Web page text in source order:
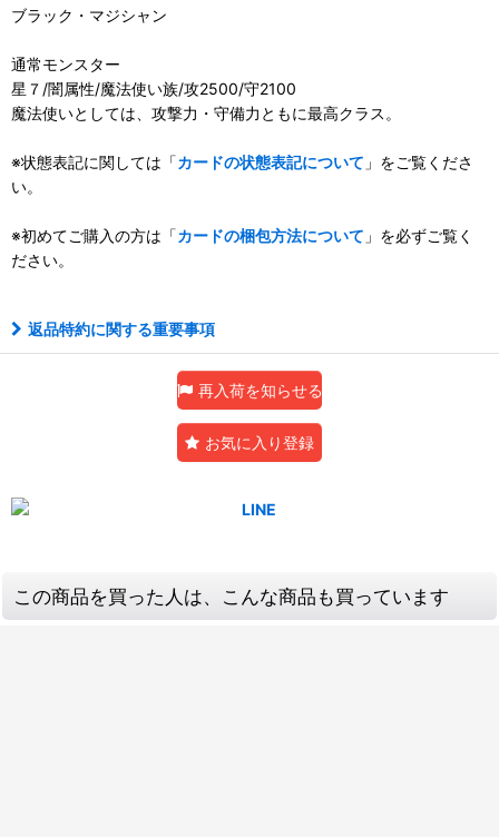
ブラック・マジシャン
通常モンスター
星７/闇属性/魔法使い族/攻2500/守2100
魔法使いとしては、攻撃力・守備力ともに最高クラス。
※状態表記に関しては「カードの状態表記について 」をご覧くださ
い。
※初めてご購入の方は「カードの梱包方法について 」を必ずご覧く
ださい。
返品特約に関する重要事項
再入荷を知らせる
お気に入り登録
この商品を買った人は、こんな商品も買っています